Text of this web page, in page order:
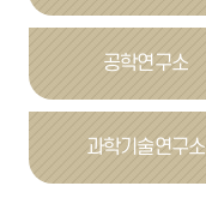
공학연구소
과학기술연구소